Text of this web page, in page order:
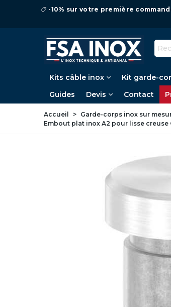
-10% sur votre première
Kits câble inox Kit garde-
Guides
Devis Contact
Accueil > Garde-corps inox sur
Embout plat inox A2 pour lisse creuse